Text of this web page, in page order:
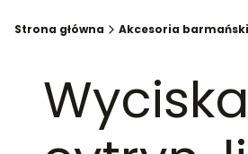
Strona główna Akcesoria